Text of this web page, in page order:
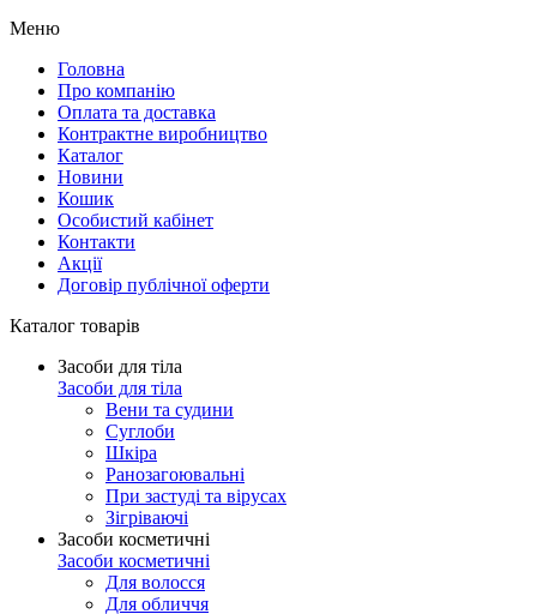
Меню
Головна
Про компанію
Оплата та доставка
Контрактне виробництво
Каталог
Новини
Кошик
Особистий кабінет
Контакти
Акції
Договір публічної оферти
Каталог товарів
Засоби для тіла
Засоби для тіла
Вени та судини
Суглоби
Шкіра
Ранозагоювальні
При застуді та вірусах
Зігріваючі
Засоби косметичні
Засоби косметичні
Для волосся
Для обличчя